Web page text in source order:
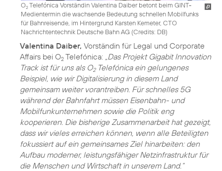
O2Telefónica Vorständin Valentina Daiber betont beim GINT-
Medientermin die wachsende Bedeutung schnellen Mobilfunks
für Bahnreisende, im Hintergrund Karsten Kemeter, CTO
Nachrichtentechnik Deutsche Bahn AG (Credits: DB)
Valentina Daiber, Vorständin für Legal und Corporate
Affairs bei O2 Telefónica: „Das Projekt Gigabit Innovation
Track ist für uns als O2Telefónica ein gelungenes
Beispiel, wie wir Digitalisierung in diesem Land
gemeinsam weiter vorantreiben. Für schnelles 5G
während der Bahnfahrt müssen Eisenbahn- und
Mobilfunkunternehmen sowie die Politik eng
kooperieren. Die bisherige Zusammenarbeit hat gezeigt,
dass wir vieles erreichen können, wenn alle Beteiligten
fokussiert auf ein gemeinsames Ziel hinarbeiten: den
Aufbau moderner, leistungsfähiger Netzinfrastruktur für
die Menschen und Wirtschaft in unserem Land.“